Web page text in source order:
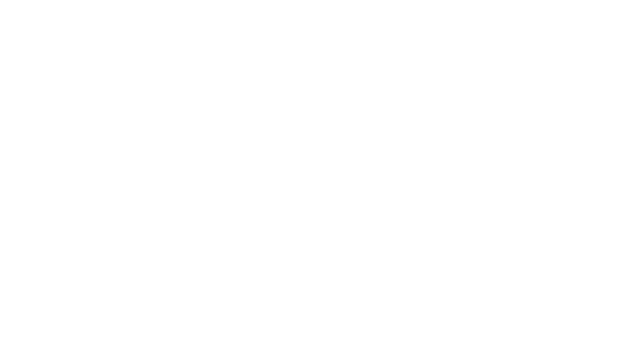
Produktkatalog mit unserem kompletten Portfolio.
Krankenhaus entlassen werden.
unseren globalen Stellenmarkt nach interessanten Stellenprofilen.
vorantreiben. Erfahren Sie mehr über den Innovation Hub und überzeugen Sie uns mit Ihrer Idee.